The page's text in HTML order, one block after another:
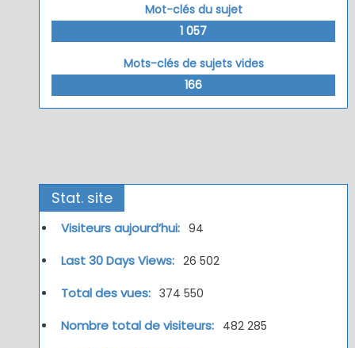
Mot-clés du sujet
1 057
Mots-clés de sujets vides
166
Stat. site
Visiteurs aujourd’hui: 94
Last 30 Days Views: 26 502
Total des vues: 374 550
Nombre total de visiteurs: 482 285